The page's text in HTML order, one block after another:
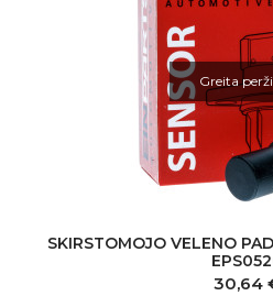
Greita
SKIRSTOMOJO VELENO
Kaina
30,64